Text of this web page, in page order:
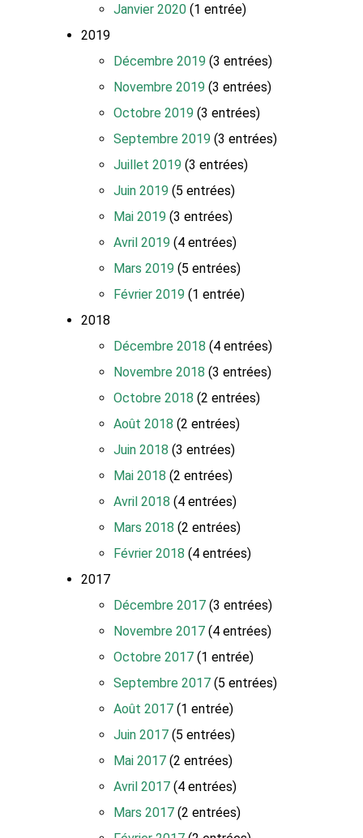
Janvier 2020 (1 entrée)
2019
Décembre 2019 (3 entrées)
Novembre 2019 (3 entrées)
Octobre 2019 (3 entrées)
Septembre 2019 (3 entrées)
Juillet 2019 (3 entrées)
Juin 2019 (5 entrées)
Mai 2019 (3 entrées)
Avril 2019 (4 entrées)
Mars 2019 (5 entrées)
Février 2019 (1 entrée)
2018
Décembre 2018 (4 entrées)
Novembre 2018 (3 entrées)
Octobre 2018 (2 entrées)
Août 2018 (2 entrées)
Juin 2018 (3 entrées)
Mai 2018 (2 entrées)
Avril 2018 (4 entrées)
Mars 2018 (2 entrées)
Février 2018 (4 entrées)
2017
Décembre 2017 (3 entrées)
Novembre 2017 (4 entrées)
Octobre 2017 (1 entrée)
Septembre 2017 (5 entrées)
Août 2017 (1 entrée)
Juin 2017 (5 entrées)
Mai 2017 (2 entrées)
Avril 2017 (4 entrées)
Mars 2017 (2 entrées)